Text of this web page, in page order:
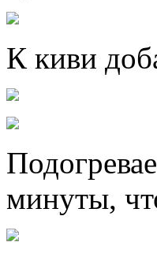
К киви
минуты,